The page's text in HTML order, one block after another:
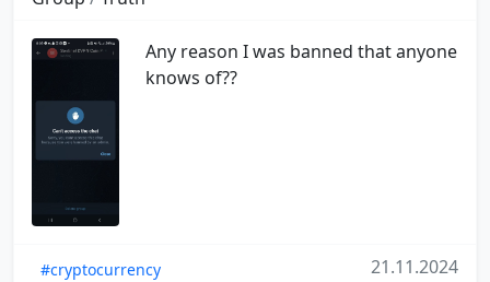
Any reason I was banned that anyone
knows of??
#cryptocurrency
21.11.2024